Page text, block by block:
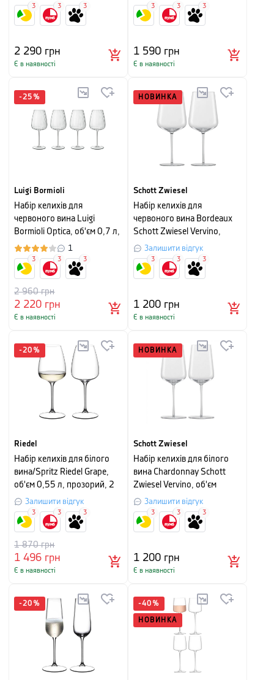
2 290 грн
Є в наявності
3 3 3
1 590 грн
Є в наявності
3 3 3
-25 %
Luigi Bormioli
Набір келихів для
червоного вина Luigi
Bormioli Optica, об'єм 0,7 л,
прозорий, 4 шт1
2 220 грн
2 960грн
Є в наявності
3 3 3
НОВИНКА
Schott Zwiesel
Набір келихів для
червоного вина Bordeaux
Schott Zwiesel Vervino,
об'єм 0,742 л, прозорий, 2
шт
Залишити відгук
1 200 грн
Є в наявності
3 3 3
-20 %
Riedel
Набір келихів для білого
вина/Spritz Riedel Grape,
об'єм 0,55 л, прозорий, 2
шт Залишити відгук
1 496 грн
1 870грн
Є в наявності
3 3 3
НОВИНКА
Schott Zwiesel
Набір келихів для білого
вина Chardonnay Schott
Zwiesel Vervino, об'єм
0,487 л, прозорий, 2 шт
Залишити відгук
1 200 грн
Є в наявності
3 3 3
-20 % -40 %
НОВИНКА